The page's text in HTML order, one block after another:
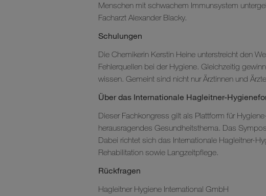
Menschen mit schwachem Immunsystem
Facharzt Alexander Blacky.
Schulungen
Die Chemikerin Kerstin Heine unterstreicht den
Fehlerquellen bei der Hygiene. Gleichzeitig
wissen. Gemeint sind nicht nur Ärztinnen und
Über das Internationale Hagleitner-
Dieser Fachkongress gilt als Plattform für
herausragendes Gesundheitsthema. Das
Dabei richtet sich das Internationale Hagleitner-
Rehabilitation sowie Langzeitpflege.
Rückfragen
Hagleitner Hygiene International GmbH